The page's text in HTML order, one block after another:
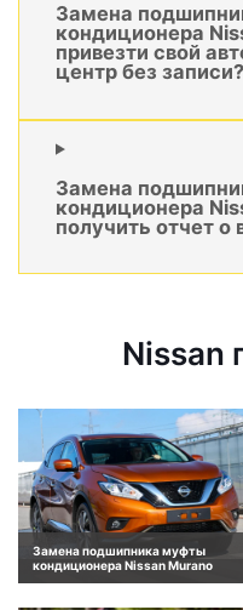
Замена
кондиционера
привезти свой
центр без записи?
Замена
кондиционера
получить отчет о
Nissan
Замена подшипника муфты
кондиционера Nissan Murano